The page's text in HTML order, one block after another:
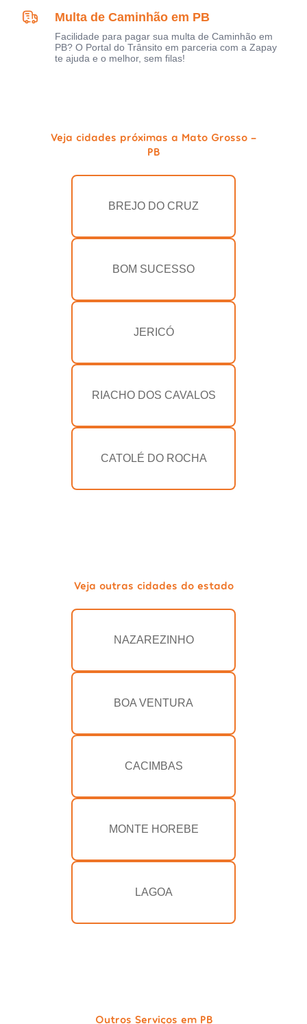
Multa de Caminhão em PB
Facilidade para pagar sua multa de Caminhão em
PB? O Portal do Trânsito em parceria com a Zapay
te ajuda e o melhor, sem filas!
Veja cidades próximas a Mato Grosso -
PB
BREJO DO CRUZ
BOM SUCESSO
JERICÓ
RIACHO DOS CAVALOS
CATOLÉ DO ROCHA
Veja outras cidades do estado
NAZAREZINHO
BOA VENTURA
CACIMBAS
MONTE HOREBE
LAGOA
Outros Serviços em PB